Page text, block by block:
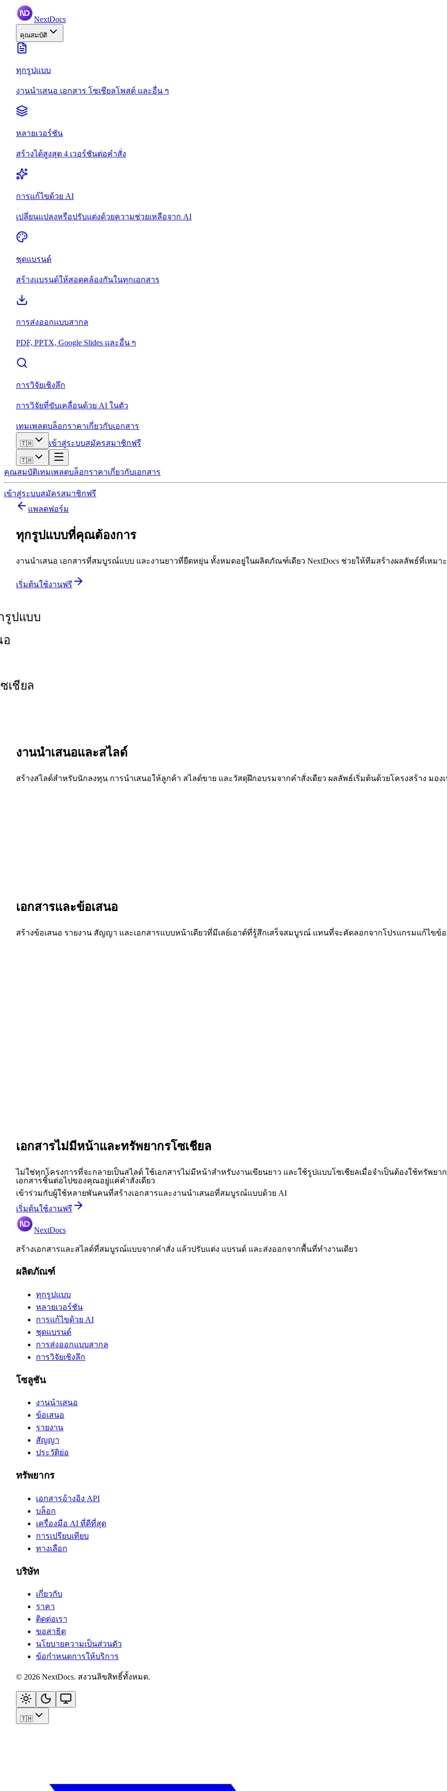
NextDocs
คุณสมบัติ
ทุกรูปแบบ
งานนำเสนอ เอกสาร โซเชียลโพสต์ และอื่น ๆ
หลายเวอร์ชัน
สร้างได้สูงสุด 4 เวอร์ชันต่อคำสั่ง
การแก้ไขด้วย AI
เปลี่ยนแปลงหรือปรับแต่งด้วยความช่วยเหลือจาก AI
ชุดแบรนด์
สร้างแบรนด์ให้สอดคล้องกันในทุกเอกสาร
การส่งออกแบบสากล
PDF, PPTX, Google Slides และอื่น ๆ
การวิจัยเชิงลึก
การวิจัยที่ขับเคลื่อนด้วย AI ในตัว
เทมเพลตบล็อกราคาเกี่ยวกับเอกสาร
🇹🇭 เข้าสู่ระบบสมัครสมาชิกฟรี
🇹🇭
คุณสมบัติเทมเพลตบล็อกราคาเกี่ยวกับเอกสาร
เข้าสู่ระบบสมัครสมาชิกฟรี
แพลตฟอร์ม
ทุกรูปแบบที่คุณต้องการ
งานนำเสนอ เอกสารที่สมบูรณ์แบบ และงานยาวที่ยืดหยุ่น ทั้งหมดอยู่ในผลิตภัณฑ์เดียว NextDocs ช่วยให้ทีมสร้างผลลัพธ์ที่เหมา
เริ่มต้นใช้งานฟรี
รูปแบบ
อ
เชียล
งานนำเสนอและสไลด์
สร้างสไลด์สำหรับนักลงทุน การนำเสนอให้ลูกค้า สไลด์ขาย และวัสดุฝึกอบรมจากคำสั่งเดียว ผลลัพธ์เริ่มต้นด้วยโครงสร้าง มอง
เอกสารและข้อเสนอ
สร้างข้อเสนอ รายงาน สัญญา และเอกสารแบบหน้าเดียวที่มีเลย์เอาต์ที่รู้สึกเสร็จสมบูรณ์ แทนที่จะคัดลอกจากโปรแกรมแก้ไขข้
เอกสารไม่มีหน้าและทรัพยากรโซเชียล
ไม่ใช่ทุกโครงการที่จะกลายเป็นสไลด์ ใช้เอกสารไม่มีหน้าสำหรับงานเขียนยาว และใช้รูปแบบโซเชียลเมื่อจำเป็นต้องใช้ทรัพยา
เอกสารชิ้นต่อไปของคุณอยู่แค่คำสั่งเดียว
เข้าร่วมกับผู้ใช้หลายพันคนที่สร้างเอกสารและงานนำเสนอที่สมบูรณ์แบบด้วย AI
เริ่มต้นใช้งานฟรี
NextDocs
สร้างเอกสารและสไลด์ที่สมบูรณ์แบบจากคำสั่ง แล้วปรับแต่ง แบรนด์ และส่งออกจากพื้นที่ทำงานเดียว
ผลิตภัณฑ์
ทุกรูปแบบ
หลายเวอร์ชัน
การแก้ไขด้วย AI
ชุดแบรนด์
การส่งออกแบบสากล
การวิจัยเชิงลึก
โซลูชัน
งานนำเสนอ
ข้อเสนอ
รายงาน
สัญญา
ประวัติย่อ
ทรัพยากร
เอกสารอ้างอิง API
บล็อก
เครื่องมือ AI ที่ดีที่สุด
การเปรียบเทียบ
ทางเลือก
บริษัท
เกี่ยวกับ
ราคา
ติดต่อเรา
ขอสาธิต
นโยบายความเป็นส่วนตัว
ข้อกำหนดการให้บริการ
© 2026 NextDocs. สงวนลิขสิทธิ์ทั้งหมด.
🇹🇭